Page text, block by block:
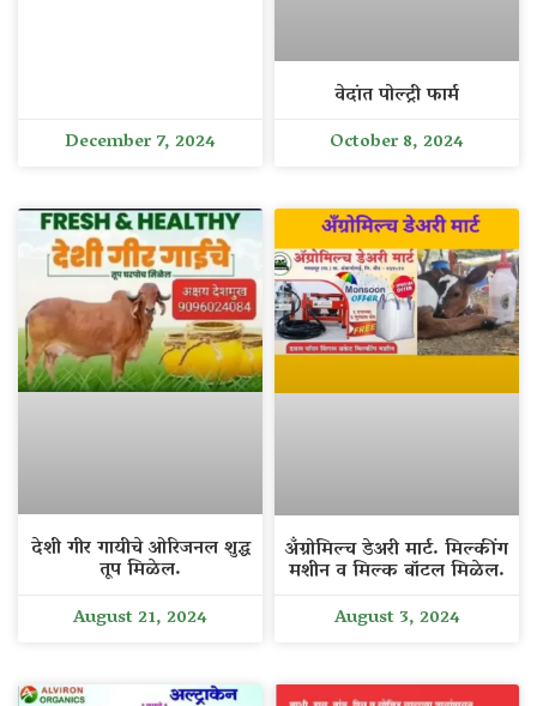
December 7, 2024
वेदांत पोल्ट्री फार्म
October 8, 2024
देशी गीर गायीचे ओरिजनल शुद्ध
तूप मिळेल.
August 21, 2024
अँग्रोमिल्च डेअरी मार्ट. मिल्कींग
मशीन व मिल्क बॉटल मिळेल.
August 3, 2024